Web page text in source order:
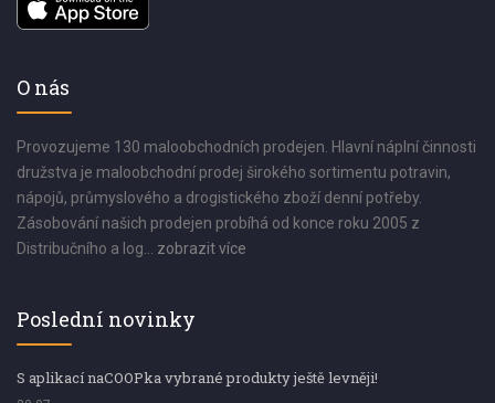
O nás
Provozujeme 130 maloobchodních prodejen. Hlavní náplní činnosti
družstva je maloobchodní prodej širokého sortimentu potravin,
nápojů, průmyslového a drogistického zboží denní potřeby.
Zásobování našich prodejen probíhá od konce roku 2005 z
Distribučního a log... zobrazit více
Poslední novinky
S aplikací naCOOPka vybrané produkty ještě levněji!